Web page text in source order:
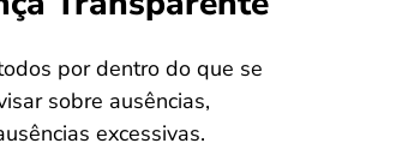
por dentro do que se
sobre ausências,
excessivas.